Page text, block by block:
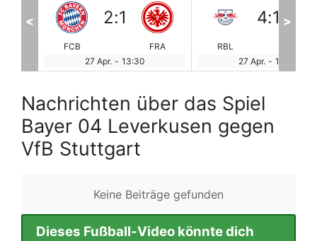
RBL
4:1
BVB
27 Apr. - 13:30
SCF
1:2
27 Apr. - 13:30
< >
Nachrichten über das Spiel
Bayer 04 Leverkusen gegen
VfB Stuttgart
Keine Beiträge gefunden
Dieses Fußball-Video könnte dich